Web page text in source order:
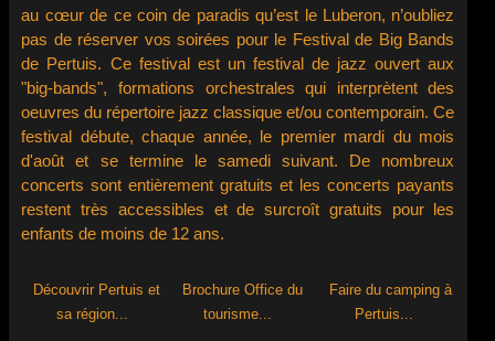
Funk, New Orleans, Salsa, Swing
etc....................
au cœur de ce coin de paradis qu’est le Luberon, n’oubliez
pas de réserver vos soirées pour le Festival de Big Bands
de Pertuis. Ce festival est un festival de jazz ouvert aux
"big-bands", formations orchestrales qui interprètent des
oeuvres du répertoire jazz classique et/ou contemporain. Ce
festival débute, chaque année, le premier mardi du mois
d'août et se termine le samedi suivant. De nombreux
concerts sont entièrement gratuits et les concerts payants
restent très accessibles et de surcroît gratuits pour les
enfants de moins de 12 ans.
Découvrir Pertuis et
sa région...
Brochure Office du
tourisme...
Faire du camping à
Pertuis...